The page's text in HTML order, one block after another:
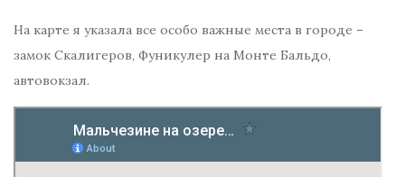
На карте я указала все особо важные места в городе –
замок Скалигеров, Фуникулер на Монте Бальдо,
автовокзал.